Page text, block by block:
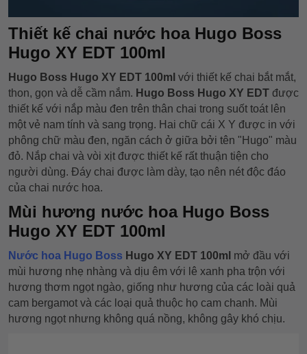
Thiết kế chai nước hoa Hugo Boss
Hugo XY EDT 100ml
Hugo Boss Hugo XY EDT 100ml với thiết kế chai bắt mắt,
thon, gọn và dễ cầm nắm. Hugo Boss Hugo XY EDT được
thiết kế với nắp màu đen trên thân chai trong suốt toát lên
một vẻ nam tính và sang trọng. Hai chữ cái X Y được in với
phông chữ màu đen, ngăn cách ở giữa bởi tên "Hugo" màu
đỏ. Nắp chai và vòi xịt được thiết kế rất thuận tiện cho
người dùng. Đáy chai được làm dày, tạo nên nét độc đáo
của chai nước hoa.
Mùi hương nước hoa Hugo Boss
Hugo XY EDT 100ml
Nước hoa Hugo Boss Hugo XY EDT 100ml mở đầu với
mùi hương nhẹ nhàng và dịu êm với lê xanh pha trộn với
hương thơm ngọt ngào, giống như hương của các loài quả
cam bergamot và các loại quả thuộc họ cam chanh. Mùi
hương ngọt nhưng không quá nồng, không gây khó chịu.